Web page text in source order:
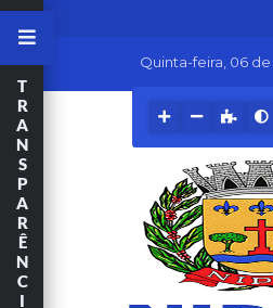
Quinta-feira 06
T
R
A
N
S
P
A
R
Ê
N
C
I